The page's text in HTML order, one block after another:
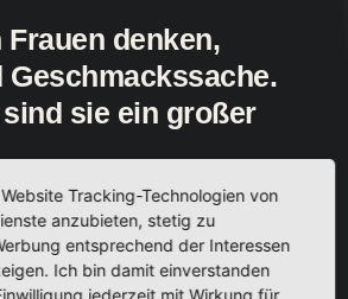
Frauen denken,
Geschmackssache.
sie ein großer
& Präsenz.
5 Farbhebel zeige ich
Tracking-Technologien von
anzubieten, stetig zu
entsprechend der Interessen
Ich bin damit einverstanden
jederzeit mit Wirkung für